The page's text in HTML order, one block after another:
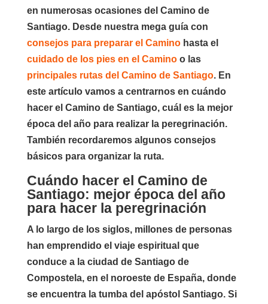
en numerosas ocasiones del Camino de
Santiago. Desde nuestra mega guía con
consejos para preparar el Caminohasta el
cuidado de los pies en el Caminoo las
principales rutas del Camino de Santiago. En
este artículo vamos a centrarnos en cuándo
hacer el Camino de Santiago, cuál es la mejor
época del año para realizar la peregrinación.
También recordaremos algunos consejos
básicos para organizar la ruta.
Cuándo hacer el Camino de
Santiago: mejor época del año
para hacer la peregrinación
A lo largo de los siglos, millones de personas
han emprendido el viaje espiritual que
conduce a la ciudad de Santiago de
Compostela, en el noroeste de España, donde
se encuentra la tumba del apóstol Santiago. Si